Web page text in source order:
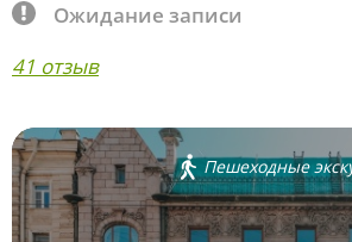
Ожидание записи
41 отзыв
Пешеходные